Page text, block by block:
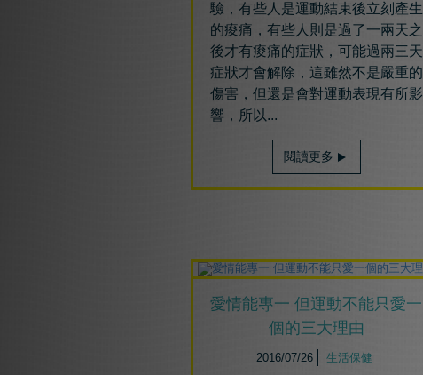
驗，有些人是運動結束後立刻產生
的痠痛，有些人則是過了一兩天之
後才有痠痛的症狀，可能過兩三天
症狀才會解除，這雖然不是嚴重的
傷害，但還是會對運動表現有所影
響，所以...
閱讀更多
愛情能專一 但運動不能只愛一
個的三大理由
2016/07/26 生活保健